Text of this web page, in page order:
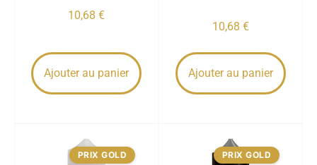
10,68 €
Ajouter au panier
10,68 €
Ajouter au panier
PRIX GOLD PRIX GOLD